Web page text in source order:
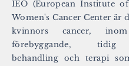
IEO (European Institute
Women's Cancer Center är
kvinnors cancer,
förebyggande, tidig
behandling och terapi